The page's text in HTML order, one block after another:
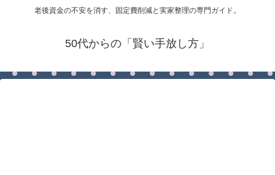
老後資金の不安を消す、固定費削減と実家整理の専門ガイド。
50代からの「賢い手放し方」